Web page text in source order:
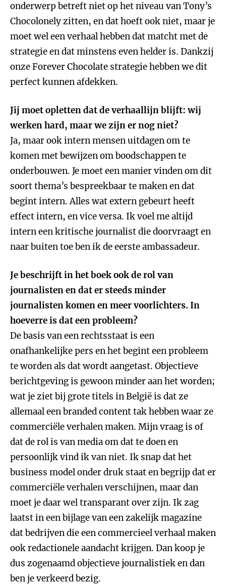
onderwerp betreft niet op het niveau van Tony’s
Chocolonely zitten, en dat hoeft ook niet, maar je
moet wel een verhaal hebben dat matcht met de
strategie en dat minstens even helder is. Dankzij
onze Forever Chocolate strategie hebben we dit
perfect kunnen afdekken.
Jij moet opletten dat de verhaallijn blijft: wij
werken hard, maar we zijn er nog niet?
Ja, maar ook intern mensen uitdagen om te
komen met bewijzen om boodschappen te
onderbouwen. Je moet een manier vinden om dit
soort thema’s bespreekbaar te maken en dat
begint intern. Alles wat extern gebeurt heeft
effect intern, en vice versa. Ik voel me altijd
intern een kritische journalist die doorvraagt en
naar buiten toe ben ik de eerste ambassadeur.
Je beschrijft in het boek ook de rol van
journalisten en dat er steeds minder
journalisten komen en meer voorlichters. In
hoeverre is dat een probleem?
De basis van een rechtsstaat is een
onafhankelijke pers en het begint een probleem
te worden als dat wordt aangetast. Objectieve
berichtgeving is gewoon minder aan het worden;
wat je ziet bij grote titels in België is dat ze
allemaal een branded content tak hebben waar ze
commerciële verhalen maken. Mijn vraag is of
dat de rol is van media om dat te doen en
persoonlijk vind ik van niet. Ik snap dat het
business model onder druk staat en begrijp dat er
commerciële verhalen verschijnen, maar dan
moet je daar wel transparant over zijn. Ik zag
laatst in een bijlage van een zakelijk magazine
dat bedrijven die een commercieel verhaal maken
ook redactionele aandacht krijgen. Dan koop je
dus zogenaamd objectieve journalistiek en dan
ben je verkeerd bezig.